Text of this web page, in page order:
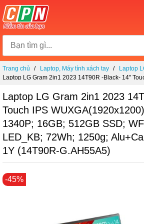
Chuyển
đến
dung
Trang chủ Laptop, Máy tính xách tay
Laptop
Laptop LG Gram 2in1 2023 14T90R -Black- 14"
Alu+Carbon; Win11H; 1Y (14T90R-G.AH55A5)
Laptop LG Gram 2in1 2023
Touch IPS
1340P; 16GB; 512GB SSD;
LED_KB; 72Wh; 1250g;
1Y (14T90R-G.AH55A5)
Chuyển
đến
-45%